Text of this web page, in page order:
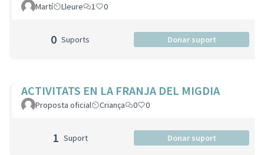
Martí Lleure 1 0
0 Suports Donar suport
ACTIVITATS EN LA FRANJA DEL MIGDIA
Proposta oficial Criança 0 0
1 Suport Donar suport